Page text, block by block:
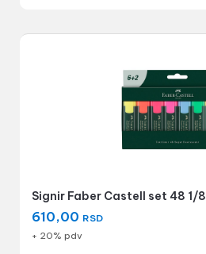
Signir Faber Castell set 48 1/8
610,00 RSD
+ 20% pdv